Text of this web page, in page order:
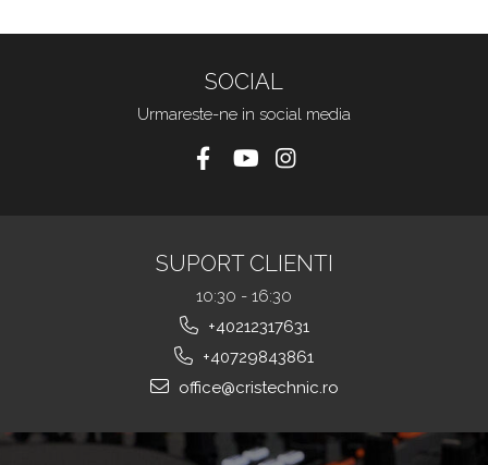
SOCIAL
Urmareste-ne in social media
SUPORT CLIENTI
10:30 - 16:30
+40212317631
+40729843861
office@cristechnic.ro